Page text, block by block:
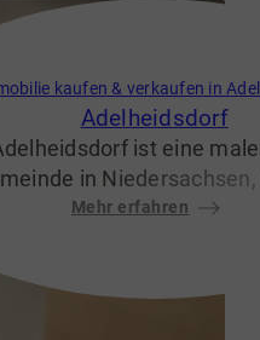
kaufen & verkaufen in
Adelheidsdorf
ist eine
in Niedersachsen,
ihre naturnahe
Kilometer von Celle
Mehr erfahren